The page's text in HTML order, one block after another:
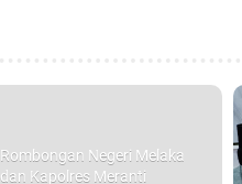
Rombongan Negeri Melaka
dan Kapolres Meranti